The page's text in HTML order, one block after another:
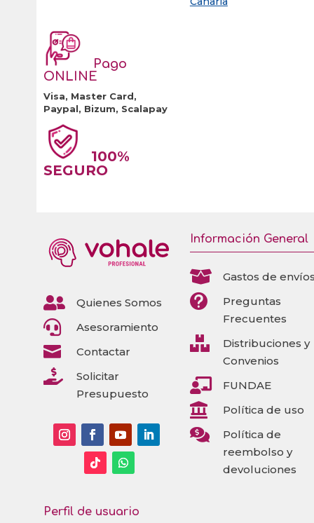
Pago
ONLINE
Visa, Master Card,
Paypal, Bizum, Scalapay
100%
SEGURO
 Quienes Somos
 Asesoramiento
 Contactar

Solicitar
Presupuesto
Información General
 Gastos de

Preguntas
Frecuentes

Distribuciones y
Convenios
 FUNDAE
 Política de uso

Política de
reembolso y
devoluciones
Perfil de usuario